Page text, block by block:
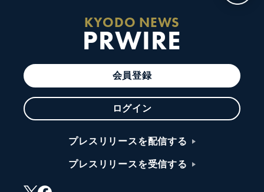
KYODO NEWS
PRWIRE
会員登録
ログイン
プレスリリースを配信する
プレスリリースを受信する